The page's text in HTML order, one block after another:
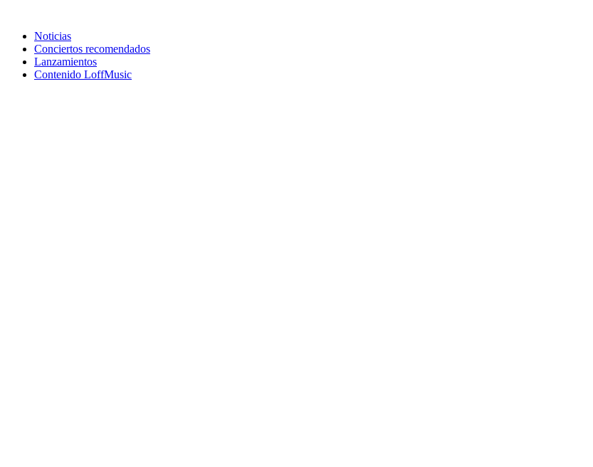
Noticias
Conciertos recomendados
Lanzamientos
Contenido LoffMusic